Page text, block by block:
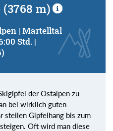
m)
| Martelltal
Std. |
der Ostalpen zu
bei wirklich guten
steilen Gipfelhang bis zum
Oft wird man diese